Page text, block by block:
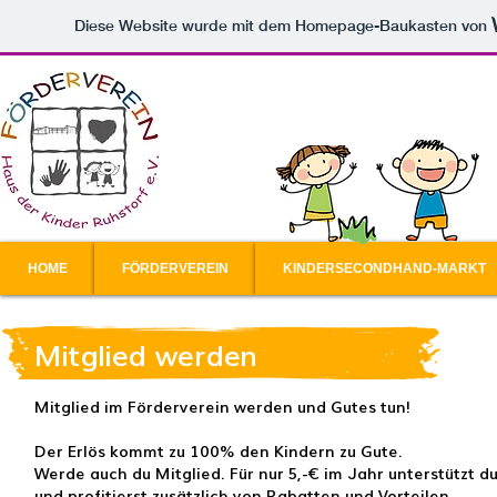
Diese Website wurde mit dem Homepage-Baukasten von
HOME FÖRDERVEREIN KINDERSECONDHAND-MARKT
Mitglied werden
Mitglied im Förderverein werden und Gutes tun!
Der Erlös kommt zu 100% den Kindern zu Gute.
Werde auch du Mitglied. Für nur 5,-€ im Jahr unterstützt